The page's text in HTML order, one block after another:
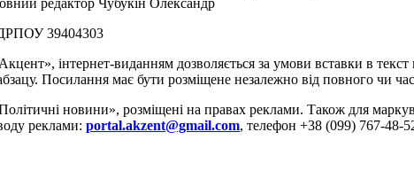
редактор Чубукін Олександр
39404303
інтернет-виданням дозволяється за умови вставки в
Посилання має бути розміщене незалежно від повного чи
новини», розміщені на правах реклами. Також для
реклами: portal.akzent@gmail.com, телефон +38 (099) 767-48-